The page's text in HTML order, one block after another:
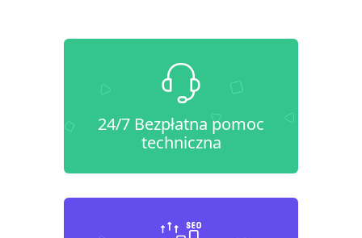
24/7 Bezpłatna pomoc
techniczna